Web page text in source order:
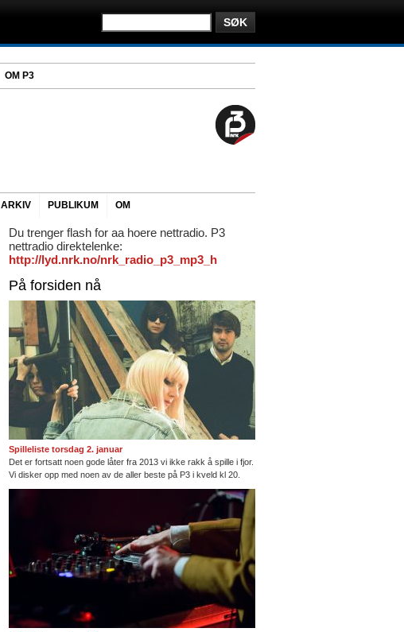
OM P3
ARKIV PUBLIKUM OM
Du trenger flash for aa hoere nettradio. P3
nettradio direktelenke:
http://lyd.nrk.no/nrk_radio_p3_mp3_h
På forsiden nå
Spilleliste torsdag 2. januar
Det er fortsatt noen gode låter fra 2013 vi ikke rakk å spille i fjor.
Vi disker opp med noen av de aller beste på P3 i kveld kl 20.